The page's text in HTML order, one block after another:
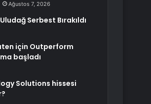
Ağustos 7, 2026
Serbest Bırakıldı
için Outperform
başladı
Solutions hissesi